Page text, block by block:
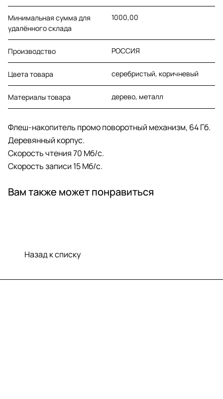
Минимальная сумма для
удалённого склада
1000,00
Производство РОССИЯ
Цвета товара серебристый, коричневый
Материалы товара дерево, металл
Флеш-накопитель промо поворотный механизм, 64 Гб.
Деревянный корпус.
Cкорость чтения 70 Мб/c.
Скорость записи 15 Мб/c.
Вам также может понравиться
Назад к списку